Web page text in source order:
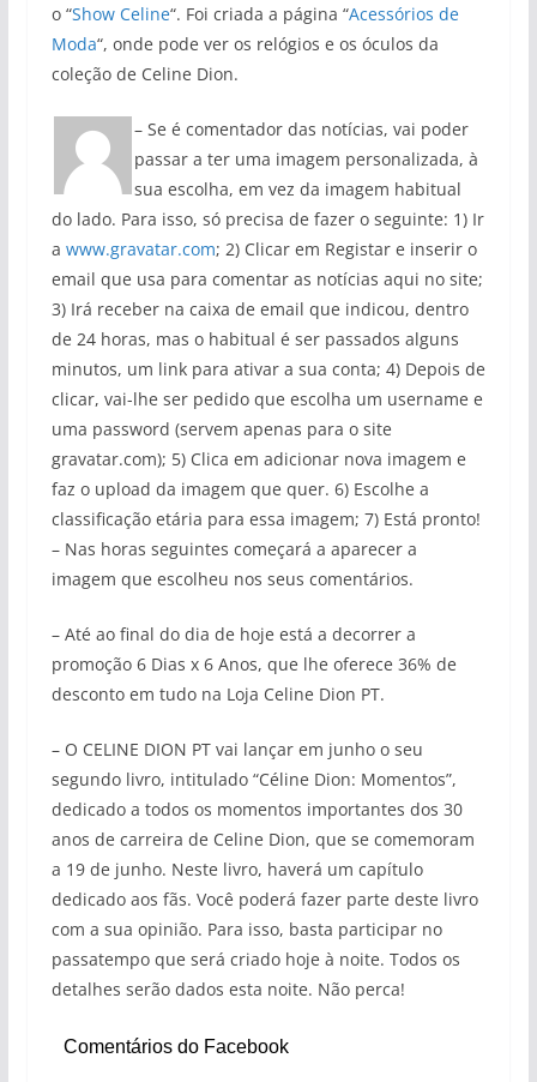
o “Show Celine“. Foi criada a página “Acessórios de
Moda“, onde pode ver os relógios e os óculos da
coleção de Celine Dion.
– Se é comentador das notícias, vai poder
passar a ter uma imagem personalizada, à
sua escolha, em vez da imagem habitual
do lado. Para isso, só precisa de fazer o seguinte: 1) Ir
a www.gravatar.com; 2) Clicar em Registar e inserir o
email que usa para comentar as notícias aqui no site;
3) Irá receber na caixa de email que indicou, dentro
de 24 horas, mas o habitual é ser passados alguns
minutos, um link para ativar a sua conta; 4) Depois de
clicar, vai-lhe ser pedido que escolha um username e
uma password (servem apenas para o site
gravatar.com); 5) Clica em adicionar nova imagem e
faz o upload da imagem que quer. 6) Escolhe a
classificação etária para essa imagem; 7) Está pronto!
– Nas horas seguintes começará a aparecer a
imagem que escolheu nos seus comentários.
– Até ao final do dia de hoje está a decorrer a
promoção 6 Dias x 6 Anos, que lhe oferece 36% de
desconto em tudo na Loja Celine Dion PT.
– O CELINE DION PT vai lançar em junho o seu
segundo livro, intitulado “Céline Dion: Momentos”,
dedicado a todos os momentos importantes dos 30
anos de carreira de Celine Dion, que se comemoram
a 19 de junho. Neste livro, haverá um capítulo
dedicado aos fãs. Você poderá fazer parte deste livro
com a sua opinião. Para isso, basta participar no
passatempo que será criado hoje à noite. Todos os
detalhes serão dados esta noite. Não perca!
Comentários do Facebook